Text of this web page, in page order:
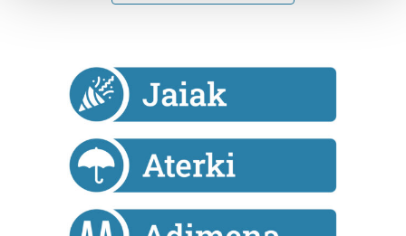
teknologia erabiliz, cookieak adibidez, iragarki eta eduki
pertsonalizatuak eskaintzeko, iragarkiak eta edukia
neurtzeko, jendeari buruzko informazioa biltzeko eta
produktuak garatzeko. Zure datuak nork eta zertarako
erabiltzen dituen hauta dezakezu.
interes komertzial legitimoetan babesten dira. Ikusi gure